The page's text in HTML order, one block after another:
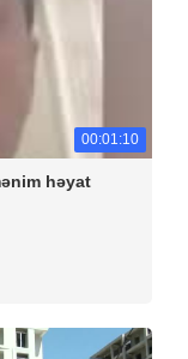
00:01:10
həyat